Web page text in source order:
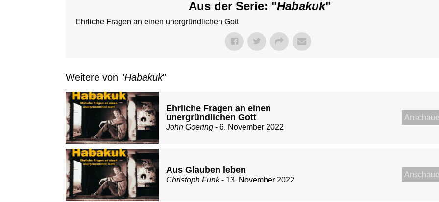
Aus der Serie: "Habakuk"
Ehrliche Fragen an einen unergründlichen Gott
Weitere von "Habakuk"
Ehrliche Fragen an einen
unergründlichen Gott
John Goering - 6. November 2022
Aus Glauben leben
Christoph Funk- 13. November 2022